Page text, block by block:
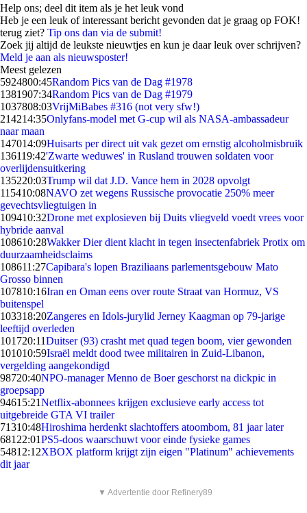
Help ons; deel dit item als je het leuk vond
Heb je een leuk of interessant bericht gevonden dat je graag op FOK!
terug ziet? Tip ons dan via de submit!
Zoek jij altijd de leukste nieuwtjes en kun je daar leuk over schrijven?
Meld je aan als nieuwsposter!
Meest gelezen
5924800:45Random Pics van de Dag #1978
1381907:34Random Pics van de Dag #1979
1037808:03VrijMiBabes #316 (not very sfw!)
214214:35Onlyfans-model met G-cup wil als NASA-ambassadeur
naar maan
147014:09Huisarts per direct uit vak gezet om ernstig alcoholmisbruik
136119:42'Zwarte weduwes' in Rusland trouwen soldaten voor
overlijdensuitkering
135220:03Trump wil dat J.D. Vance hem in 2028 opvolgt
115410:08NAVO zet wegens Russische provocatie 250% meer
gevechtsvliegtuigen in
109410:32Drone met explosieven bij Duits vliegveld voedt vrees voor
hybride aanval
108610:28Wakker Dier dient klacht in tegen insectenfabriek Protix om
duurzaamheidsclaims
108611:27Capibara's lopen Braziliaans parlementsgebouw Mato
Grosso binnen
107810:16Iran en Oman eens over route Straat van Hormuz, VS
buitenspel
103318:20Zangeres en Idols-jurylid Jerney Kaagman op 79-jarige
leeftijd overleden
101720:11Duitser (93) crasht met quad tegen boom, vier gewonden
101010:59Israël meldt dood twee militairen in Zuid-Libanon,
vergelding aangekondigd
98720:40NPO-manager Menno de Boer geschorst na dickpic in
groepsapp
94615:21Netflix-abonnees krijgen exclusieve early access tot
uitgebreide GTA VI trailer
71310:48Hiroshima herdenkt slachtoffers atoombom, 81 jaar later
681 22:01PS5-doos waarschuwt voor einde fysieke games
54812:12XBOX platform krijgt zijn eigen "Platinum" achievements
dit jaar
▼ Advertentie door Refinery89